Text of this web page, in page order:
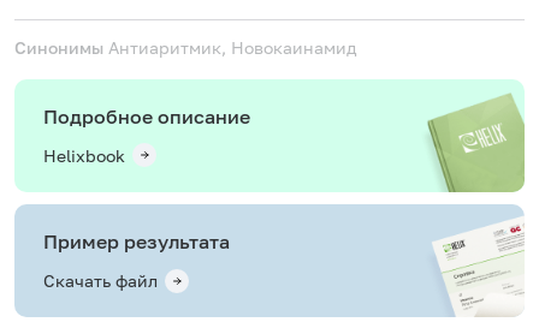
Синонимы Антиаритмик, Новокаинамид
Подробное описание
Helixbook
Пример результата
Скачать файл